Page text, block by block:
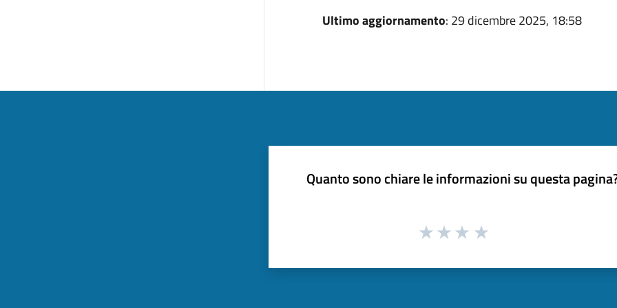
Ultimo aggiornamento: 29 dicembre 2025, 18:58
Quanto sono chiare le informazioni su questa